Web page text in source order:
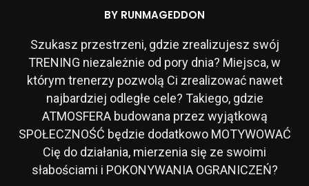
BY RUNMAGEDDON
Szukasz przestrzeni, gdzie zrealizujesz swój
TRENING niezależnie od pory dnia? Miejsca, w
którym trenerzy pozwolą Ci zrealizować nawet
najbardziej odległe cele? Takiego, gdzie
ATMOSFERA budowana przez wyjątkową
SPOŁECZNOŚĆ będzie dodatkowo MOTYWOWAĆ
Cię do działania, mierzenia się ze swoimi